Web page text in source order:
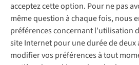
acceptez cette option. Pour ne pas
même question à chaque fois, nous
préférences concernant l’utilisation
site Internet pour une durée de deux
modifier vos préférences à tout
Mentions légales
Politique
Conditions générales